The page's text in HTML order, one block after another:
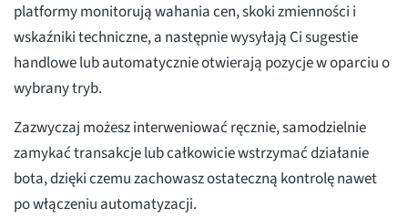
platformy monitorują wahania cen, skoki zmienności i
wskaźniki techniczne, a następnie wysyłają Ci sugestie
handlowe lub automatycznie otwierają pozycje w oparciu o
wybrany tryb.
Zazwyczaj możesz interweniować ręcznie, samodzielnie
zamykać transakcje lub całkowicie wstrzymać działanie
bota, dzięki czemu zachowasz ostateczną kontrolę nawet
po włączeniu automatyzacji.